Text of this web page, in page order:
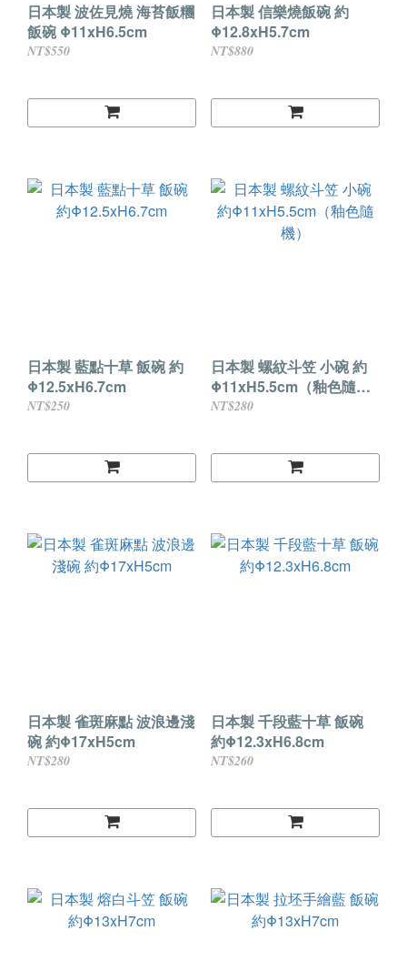
日本製 波佐見燒 海苔飯糰
飯碗 Φ11xH6.5cm
NT$550
日本製 信樂燒飯碗 約
Φ12.8xH5.7cm
NT$880
日本製 藍點十草 飯碗 約
Φ12.5xH6.7cm
NT$250
日本製 螺紋斗笠 小碗 約
Φ11xH5.5cm（釉色隨
機）
NT$280
日本製 雀斑麻點 波浪邊淺
碗 約Φ17xH5cm
NT$280
日本製 千段藍十草 飯碗
約Φ12.3xH6.8cm
NT$260